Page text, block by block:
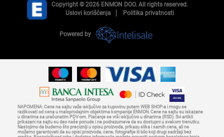
Copyright © 2026 ENMON DOO. All rights reserved.
Uslovi korišćenja
Politika privatnosti
Powered by
NAPOMENA: Cene na sajtu važe isključivo za kupovinu putem WEB SHOP-a i mogu se
razlikovati od cena u maloprodajnim objektima kompanije ENMON. Cene na sajtu su iskazane
u dinarima sa uračunatim PDV-om. Plaćanje se vrši isključivo u dinarima (RSD). Svi artikli
prikazani na sajtu su deo naše ponude i ne podrazumeva da su dostupni u svakom trenutku.
Nastojimo da budemo što precizniji u opisu proizvoda, prikazu slika i samih cena, ali ne
možemo garantovati da su opisi proizvoda, cene, fotografije ili bilo koji drugi sadržaji bez